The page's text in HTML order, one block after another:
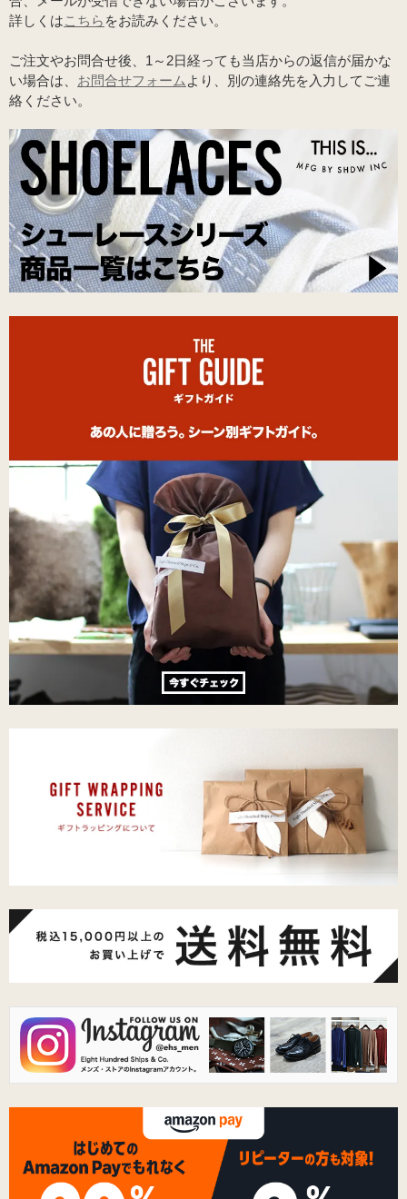
詳しくはこちら をお読みください。
ご注文やお問合せ後、1～2日経っても当店からの返信が届かな
い場合は、 お問合せフォームより、別の連絡先を入力してご連
絡ください。